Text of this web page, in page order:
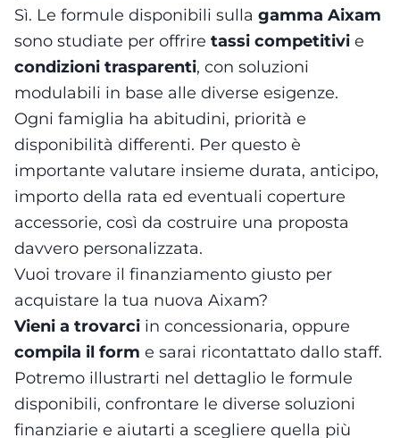
Sì. Le formule disponibili sulla gamma Aixam
sono studiate per offrire tassi competitivi e
condizioni trasparenti, con soluzioni
modulabili in base alle diverse esigenze.
Ogni famiglia ha abitudini, priorità e
disponibilità differenti. Per questo è
importante valutare insieme durata, anticipo,
importo della rata ed eventuali coperture
accessorie, così da costruire una proposta
davvero personalizzata.
Vuoi trovare il finanziamento giusto per
acquistare la tua nuova Aixam?
Vieni a trovarci in concessionaria, oppure
compila il form e sarai ricontattato dallo staff.
Potremo illustrarti nel dettaglio le formule
disponibili, confrontare le diverse soluzioni
finanziarie e aiutarti a scegliere quella più